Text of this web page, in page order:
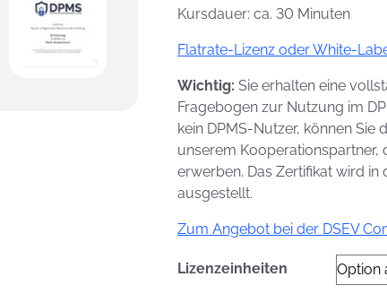
Kursdauer: ca. 30 Minuten
Flatrate-Lizenz oder White-
Wichtig: Sie erhalten eine
Fragebogen zur Nutzung im
kein DPMS-Nutzer, können
unserem Kooperationspartner,
erwerben. Das Zertifikat wird
ausgestellt.
Zum Angebot bei der DSEV
Lizenzeinheiten